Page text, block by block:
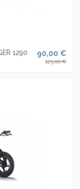
1290
90,00 €
125,00 €